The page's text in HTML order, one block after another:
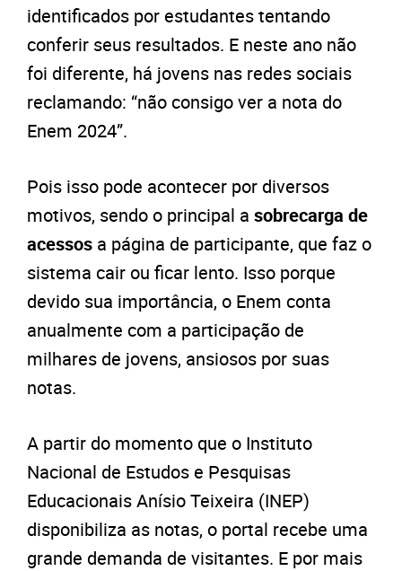
identificados por estudantes tentando
conferir seus resultados. E neste ano não
foi diferente, há jovens nas redes sociais
reclamando: “não consigo ver a nota do
Enem 2024”.
Pois isso pode acontecer por diversos
motivos, sendo o principal a sobrecarga de
acessos a página de participante, que faz o
sistema cair ou ficar lento. Isso porque
devido sua importância, o Enem conta
anualmente com a participação de
milhares de jovens, ansiosos por suas
notas.
A partir do momento que o Instituto
Nacional de Estudos e Pesquisas
Educacionais Anísio Teixeira (INEP)
disponibiliza as notas, o portal recebe uma
grande demanda de visitantes. E por mais